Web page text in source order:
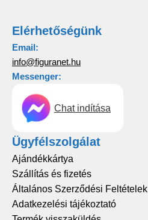
Elérhetőségünk
Email:
info@figuranet.hu
Messenger:
Chat indítása
Ügyfélszolgálat
Ajándékkártya
Szállítás és fizetés
Általános Szerződési Feltételek
Adatkezelési tájékoztató